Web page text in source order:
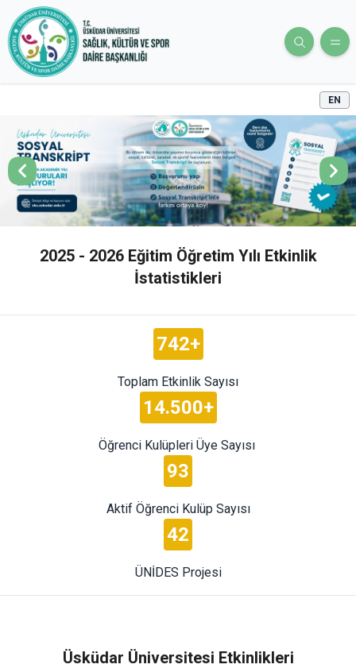
EN
2025 - 2026 Eğitim Öğretim Yılı Etkinlik
İstatistikleri
742+
Toplam Etkinlik Sayısı
14.500+
Öğrenci Kulüpleri Üye Sayısı
93
Aktif Öğrenci Kulüp Sayısı
42
ÜNİDES Projesi
Üsküdar Üniversitesi Etkinlikleri